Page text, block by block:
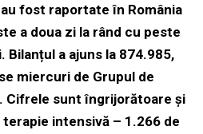
fost raportate în România
a doua zi la rând cu peste
Bilanțul a ajuns la 874.985,
miercuri de Grupul de
Cifrele sunt îngrijorătoare și
intensivă – 1.266 de